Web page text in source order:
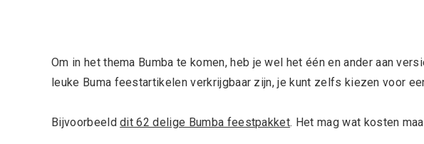
Om in het thema Bumba te komen, heb je wel het één en ander aan
leuke Buma feestartikelen verkrijgbaar zijn, je kunt zelfs kiezen voor
Bijvoorbeelddit 62 delige Bumba feestpakket. Het mag wat kosten